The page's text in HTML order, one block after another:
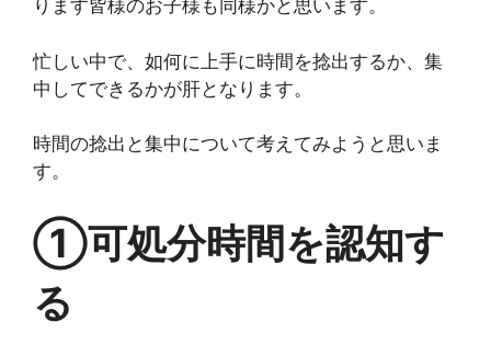
ります皆様のお子様も同様かと思います。
忙しい中で、如何に上手に時間を捻出するか、集
中してできるかが肝となります。
時間の捻出と集中について考えてみようと思いま
す。
①可処分時間を認知す
る